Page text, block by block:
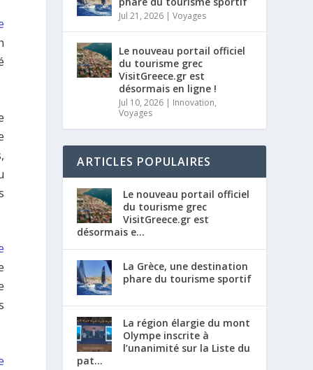
Jul 21, 2026 |Voyages
Le nouveau portail officiel
du tourisme grec
VisitGreece.gr est
désormais en ligne !
Jul 10, 2026 | Innovation,
Voyages
ARTICLES POPULAIRES
Le nouveau portail officiel
du tourisme grec
VisitGreece.gr est
désormais e...
La Grèce, une destination
phare du tourisme sportif
La région élargie du mont
Olympe inscrite à
l’unanimité sur la Liste du
pat...